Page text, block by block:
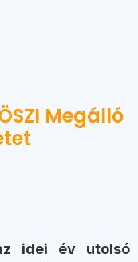
Megálló
idei év utolsó